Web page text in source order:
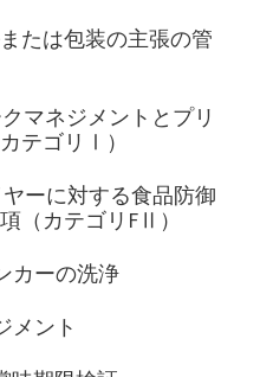
たは包装の主張の管
マネジメントとプリ
テゴリⅠ）
ヤーに対する食品防御
（カテゴリFⅡ）
カーの洗浄
メント